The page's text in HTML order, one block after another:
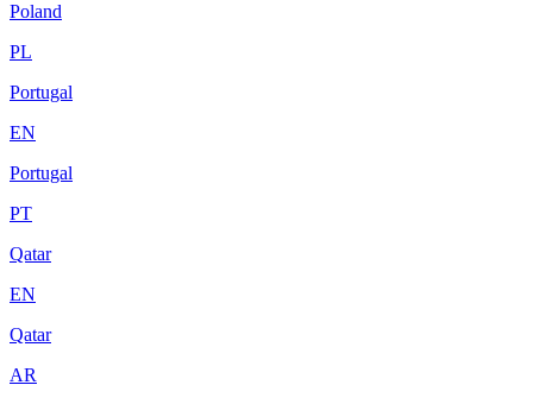
Poland
PL
Portugal
EN
Portugal
PT
Qatar
EN
Qatar
AR